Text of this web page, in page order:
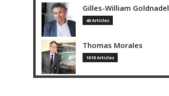
Gilles-William Goldnadel
40 Articles
Thomas Morales
1018 Articles